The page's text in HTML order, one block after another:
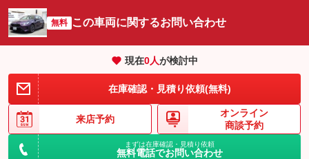
無料 この車両に関するお問い合わせ
現在0人が検討中
在庫確認・見積り依頼(無料)
来店予約
オンライン
商談予約
まずは在庫確認・見積り依頼
無料電話でお問い合わせ